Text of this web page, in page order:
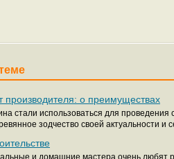
производителя: о преимуществах
стали использоваться для
зодчество своей актуальности и
и домашние мастера очень любят